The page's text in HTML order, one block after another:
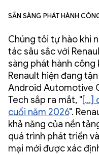
Sẵn sàng phát hành
Chúng tôi tự hào khi
tác sâu sắc với
sàng phát hành công
Renault hiện đang
Android Automotive
Tech sắp ra mắt, "[...]
cuối năm 2026".
khả năng của nền
quá trình phát triển
mại mới được xác